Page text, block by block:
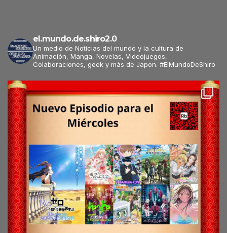
el.mundo.de.shiro2.0
Un medio de Noticias del mundo y la cultura de
Animación, Manga, Novelas, Videojuegos,
Colaboraciones, geek y más de Japon. #ElMundoDeShiro